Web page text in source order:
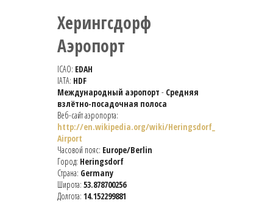
Херингсдорф
Аэропорт
ICAO: EDAH
IATA: HDF
Международный аэропорт - Средняя
взлётно-посадочная полоса
Веб-сайт аэропорта:
http://en.wikipedia.org/wiki/Heringsdorf_
Airport
Часовой пояс: Europe/Berlin
Город: Heringsdorf
Страна: Germany
Широта: 53.878700256
Долгота: 14.152299881